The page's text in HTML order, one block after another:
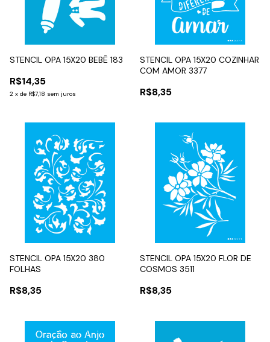
STENCIL OPA 15X20 BEBÊ 183
R$14,35
2 x de R$7,18 sem juros
STENCIL OPA 15X20 COZINHAR
COM AMOR 3377
R$8,35
STENCIL OPA 15X20 380
FOLHAS
R$8,35
STENCIL OPA 15X20 FLOR DE
COSMOS 3511
R$8,35